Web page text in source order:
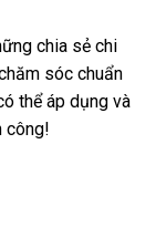
chia sẻ chi
sóc chuẩn
thể áp dụng và
công!